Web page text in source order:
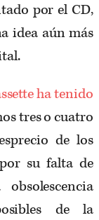
por el CD,
idea aún más
ha tenido
tres o cuatro
de los
su falta de
de la